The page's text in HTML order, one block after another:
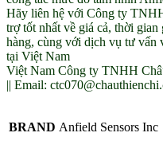
Hãy liên hệ với Công ty
trợ tốt nhất về giá cả, thời gian
hàng, cùng với dịch vụ tư vấn
tại Việt Nam
Việt Nam Công ty TNHH
|| Email:
BRAND Anfield Sensors Inc